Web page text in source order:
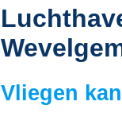
Vliegen